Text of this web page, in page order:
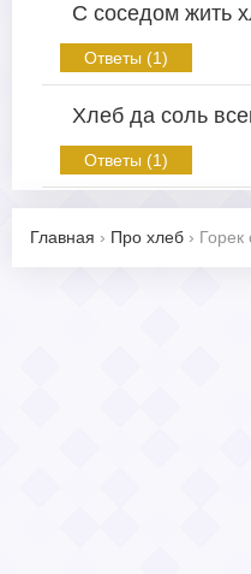
С соседом жить
Ответы (1)
Хлеб да соль
Ответы (1)
Главная › Про хлеб › Горек